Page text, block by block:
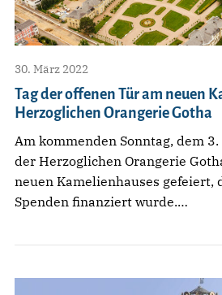
30. März 2022
Tag der offenen Tür am neuen
Herzoglichen Orangerie Gotha
Am kommenden Sonntag, dem
der Herzoglichen Orangerie
neuen Kamelienhauses gefeiert,
Spenden finanziert wurde.…